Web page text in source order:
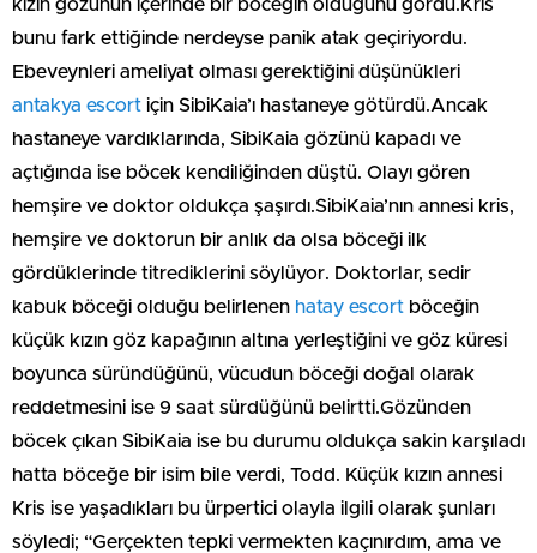
kızın gözünün içerinde bir böceğin olduğunu gördü.Kris
bunu fark ettiğinde nerdeyse panik atak geçiriyordu.
Ebeveynleri ameliyat olması gerektiğini düşünükleri
antakya escort için SibiKaia’ı hastaneye götürdü.Ancak
hastaneye vardıklarında, SibiKaia gözünü kapadı ve
açtığında ise böcek kendiliğinden düştü. Olayı gören
hemşire ve doktor oldukça şaşırdı.SibiKaia’nın annesi kris,
hemşire ve doktorun bir anlık da olsa böceği ilk
gördüklerinde titrediklerini söylüyor. Doktorlar, sedir
kabuk böceği olduğu belirlenen hatay escort böceğin
küçük kızın göz kapağının altına yerleştiğini ve göz küresi
boyunca süründüğünü, vücudun böceği doğal olarak
reddetmesini ise 9 saat sürdüğünü belirtti.Gözünden
böcek çıkan SibiKaia ise bu durumu oldukça sakin karşıladı
hatta böceğe bir isim bile verdi, Todd. Küçük kızın annesi
Kris ise yaşadıkları bu ürpertici olayla ilgili olarak şunları
söyledi; “Gerçekten tepki vermekten kaçınırdım, ama ve